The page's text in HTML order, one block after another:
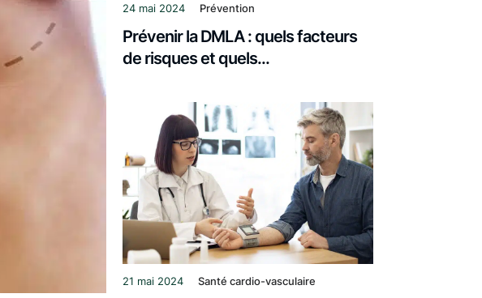
24 mai 2024 Prévention
Prévenir la DMLA : quels facteurs
de risques et quels...
21 mai 2024 Santé cardio-vasculaire